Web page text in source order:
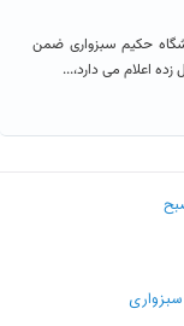
حکیم سبزواری ضمن
اعلام می دارد،...